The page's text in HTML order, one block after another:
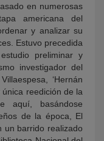
en numerosas
americana del
y analizar su
Estuvo precedida
preliminar y
investigador del
‘Hernán
única reedición de la
aquí, basándose
de la época, El
un barrido realizado